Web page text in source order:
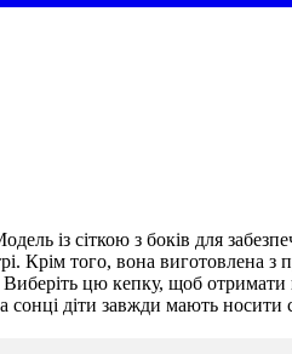
із сіткою з боків для
того, вона виготовлена ​​з
цю кепку, щоб
діти завжди мають носити